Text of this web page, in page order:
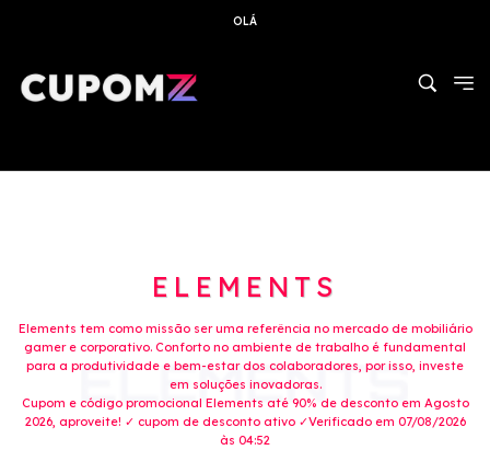
OLÁ
ELEMENTS
Elements tem como missão ser uma referência no mercado de mobiliário
gamer e corporativo. Conforto no ambiente de trabalho é fundamental
para a produtividade e bem-estar dos colaboradores, por isso, investe
em soluções inovadoras.
Cupom e código promocional Elements até 90% de desconto em Agosto
2026, aproveite! ✓ cupom de desconto ativo ✓Verificado em 07/08/2026
às 04:52